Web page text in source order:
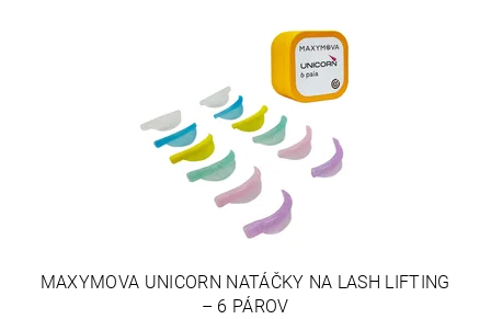
MAXYMOVA UNICORN NATÁČKY NA LASH LIFTING
– 6 PÁROV